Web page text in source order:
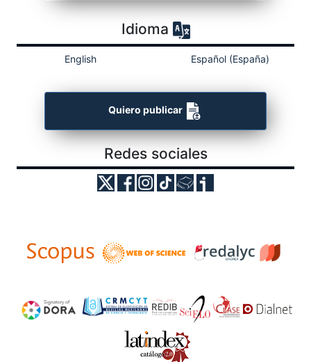
Idioma
English Español (España)
Quiero publicar
Redes sociales